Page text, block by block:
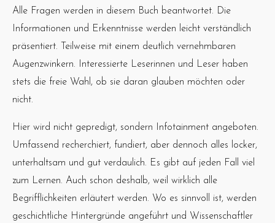
Alle Fragen werden in diesem Buch beantwortet. Die
Informationen und Erkenntnisse werden leicht verständlich
präsentiert. Teilweise mit einem deutlich vernehmbaren
Augenzwinkern. Interessierte Leserinnen und Leser haben
stets die freie Wahl, ob sie daran glauben möchten oder
nicht.
Hier wird nicht gepredigt, sondern Infotainment angeboten.
Umfassend recherchiert, fundiert, aber dennoch alles locker,
unterhaltsam und gut verdaulich. Es gibt auf jeden Fall viel
zum Lernen. Auch schon deshalb, weil wirklich alle
Begrifflichkeiten erläutert werden. Wo es sinnvoll ist, werden
geschichtliche Hintergründe angeführt und Wissenschaftler